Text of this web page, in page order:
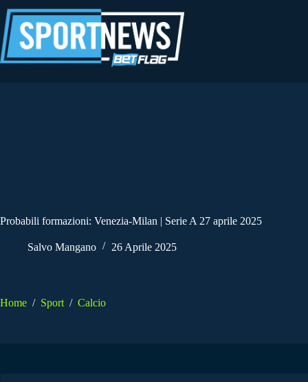
al
contenuto
Probabili formazioni: Venezia-Milan | Serie A 27 aprile 2025
Salvo Mangano 26 Aprile 2025
Home / Sport / Calcio